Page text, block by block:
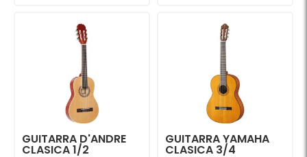
GUITARRA D'ANDRE
CLASICA 1/2
GUITARRA YAMAHA
CLASICA 3/4